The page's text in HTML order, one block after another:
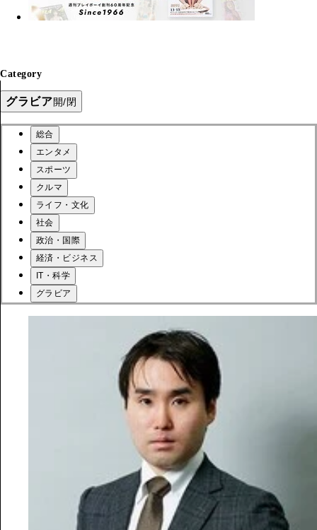
Category
グラビア開/閉
総合
エンタメ
スポーツ
クルマ
ライフ・文化
社会
政治・国際
経済・ビジネス
IT・科学
グラビア